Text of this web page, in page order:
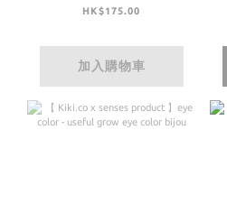
pail polish
HK$175.00
加入購物車